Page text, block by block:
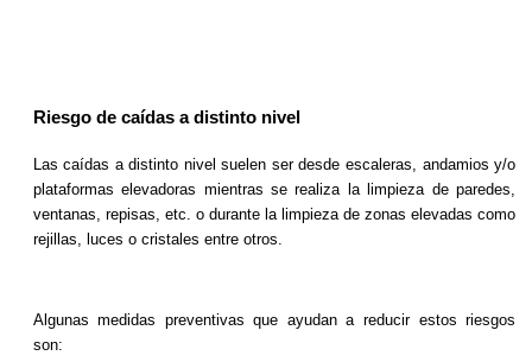
Riesgo de caídas a distinto nivel
Las caídas a distinto nivel suelen ser desde escaleras, andamios y/o
plataformas elevadoras mientras se realiza la limpieza de paredes,
ventanas, repisas, etc. o durante la limpieza de zonas elevadas como
rejillas, luces o cristales entre otros.
Algunas medidas preventivas que ayudan a reducir estos riesgos
son: